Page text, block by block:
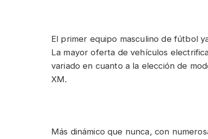
El primer equipo masculino de fútbol
La mayor oferta de vehículos
variado en cuanto a la elección de
XM.
Más dinámico que nunca, con